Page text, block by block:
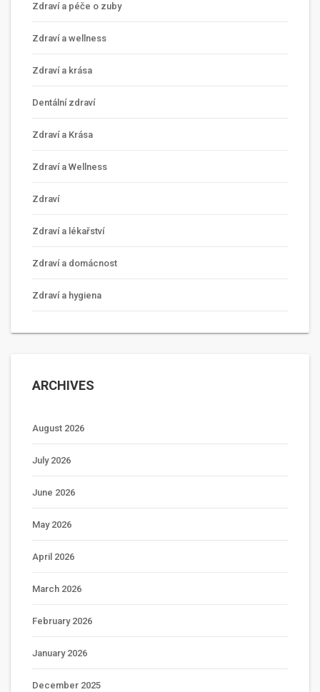
Zdraví a péče o zuby
Zdraví a wellness
Zdraví a krása
Dentální zdraví
Zdraví a Krása
Zdraví a Wellness
Zdraví
Zdraví a lékařství
Zdraví a domácnost
Zdraví a hygiena
ARCHIVES
August 2026
July 2026
June 2026
May 2026
April 2026
March 2026
February 2026
January 2026
December 2025